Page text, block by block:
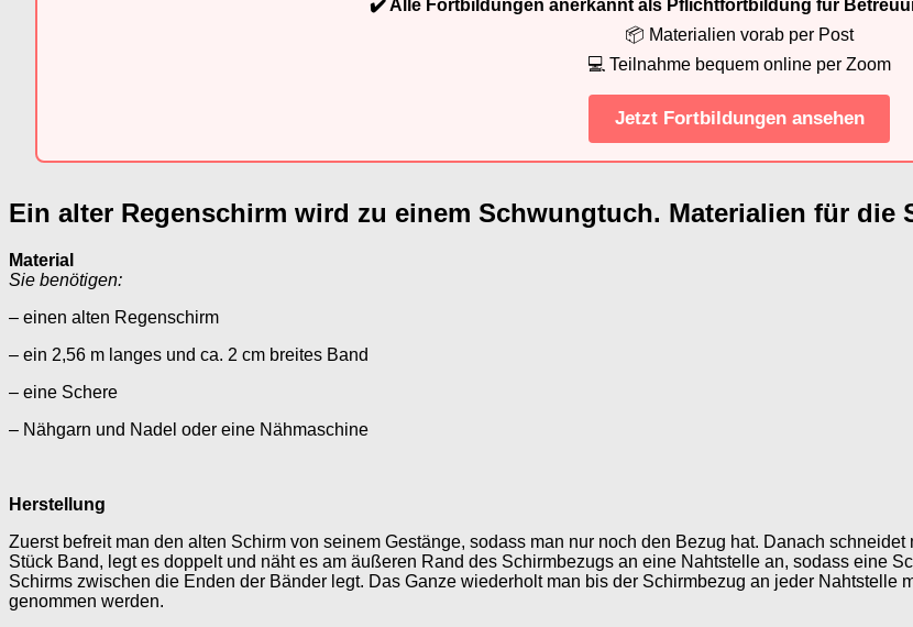
✔️ Alle Fortbildungen anerkannt als Pflichtfortbildung für
📦 Materialien vorab per Post
💻 Teilnahme bequem online per Zoom
Jetzt Fortbildungen ansehen
Ein alter Regenschirm wird zu einem Schwungtuch. Materialien für die
Material
Sie benötigen:
– einen alten Regenschirm
– ein 2,56 m langes und ca. 2 cm breites Band
– eine Schere
– Nähgarn und Nadel oder eine Nähmaschine
Herstellung
Zuerst befreit man den alten Schirm von seinem Gestänge, sodass man nur noch den Bezug hat. Danach
Stück Band, legt es doppelt und näht es am äußeren Rand des Schirmbezugs an eine Nahtstelle an, sodass eine
Schirms zwischen die Enden der Bänder legt. Das Ganze wiederholt man bis der Schirmbezug an jeder Nahtstelle
genommen werden.